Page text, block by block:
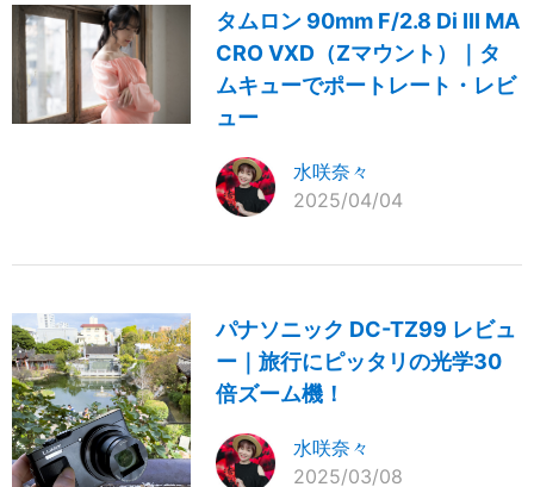
タムロン 90mm F/2.8 Di III MA
CRO VXD（Zマウント）｜タ
ムキューでポートレート・レビ
ュー
水咲奈々
2025/04/04
パナソニック DC-TZ99 レビュ
ー｜旅行にピッタリの光学30
倍ズーム機！
水咲奈々
2025/03/08